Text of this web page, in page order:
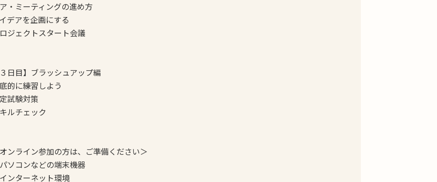
・ミーティングの進め方
デアを企画にする
ジェクトスタート会議
日目】ブラッシュアップ編
的に練習しよう
試験対策
ルチェック
ンライン参加の方は、ご準備ください＞
ソコンなどの端末機器
ンターネット環境